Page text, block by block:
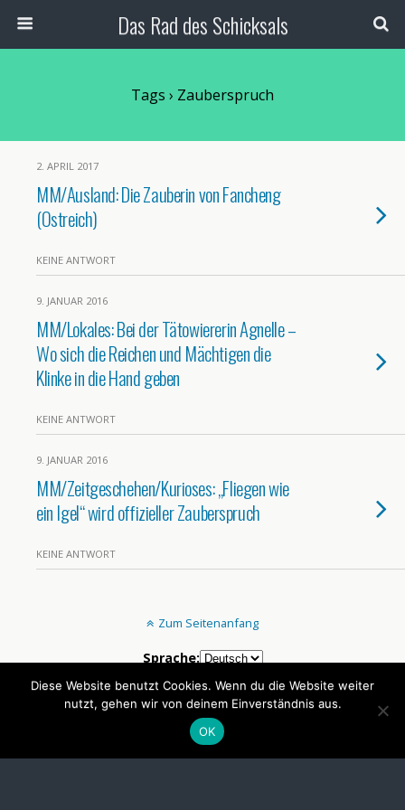
Das Rad des Schicksals
Tags › Zauberspruch
2. APRIL 2017
MM/Ausland: Die Zauberin von Fancheng
(Ostreich)
KEINE ANTWORT
9. JANUAR 2016
MM/Lokales: Bei der Tätowiererin Agnelle –
Wo sich die Reichen und Mächtigen die
Klinke in die Hand geben
KEINE ANTWORT
9. JANUAR 2016
MM/Zeitgeschehen/Kurioses: „Fliegen wie
ein Igel“ wird offizieller Zauberspruch
KEINE ANTWORT
Zum Seitenanfang
Sprache:
Mobil Desktop
Diese Website benutzt Cookies. Wenn du die Website weiter
nutzt, gehen wir von deinem Einverständnis aus.
OK